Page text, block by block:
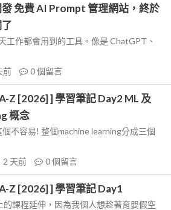
發 免費 AI Prompt 管理網站，終於
工作都會用到的工具。像是 ChatGPT、
前 0個留言
Z [2026] ] 學習筆記 Day2 ML 及
概念
不容易! 整個machine learning分成三個
2 天前 0個留言
Z [2026] ] 學習筆記 Day1
課程延伸，因為我個人想趁著育嬰假空